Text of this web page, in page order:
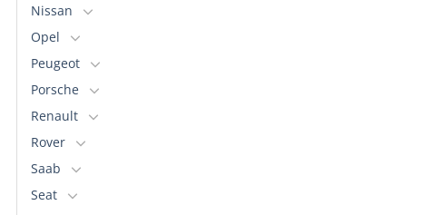
Nissan
Opel
Peugeot
Porsche
Renault
Rover
Saab
Seat